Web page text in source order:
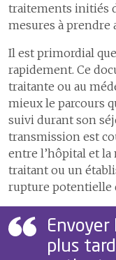
L’efficacité et
Les délais de prise en
Les délais de prise en
Le programme ERAS
chirurgie
Efficience et smarter
Certifications et
S’ouvrir au monde
Un hôpital proche de ses
patientes et patients
Communiquer pour mieux
partager
Coopération humanitaire
Activités culturelles
traitements initiés
mesures à prendre
Il est primordial
rapidement. Ce
traitante ou au
mieux le parcours
suivi durant son
transmission est
entre l’hôpital et
traitant ou un
rupture potentielle
plus